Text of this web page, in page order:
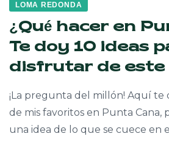
LOMA REDONDA
¿Qué hacer en
Te doy 10 ideas
disfrutar de este
¡La pregunta del millón! Aquí te
de mis favoritos en Punta Cana,
una idea de lo que se cuece en